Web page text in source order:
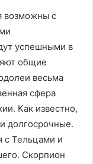
возможны с
успешными в
общие
весьма
сфера
Как известно,
долгосрочные.
с Тельцами и
Скорпион